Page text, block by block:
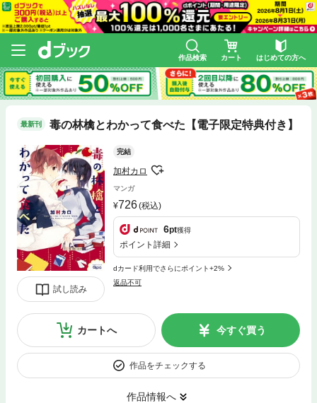
作品検索 カート はじめての方へ
最新刊 毒の林檎とわかって食べた【電子限定特典付き】
試し読み
完結
加村カロ
マンガ
726(税込)
6pt獲得
ポイント詳細
dカード利用でさらにポイント+2%
返品不可
カートへ 今すぐ買う
作品をチェックする
作品情報へ